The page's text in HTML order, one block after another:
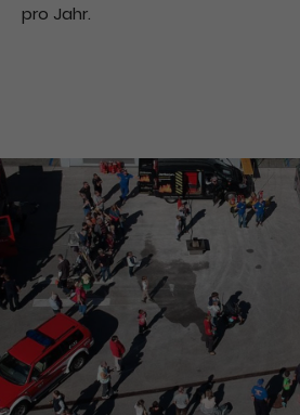
Lorem ipsum dolor sit amet,
adipiscing elit.
Aenean commodo ligula eget
massa. Cum sociis natoque
dis parturient montes, nascetur
Donec quam felis, ultricies nec.
pro Jahr.